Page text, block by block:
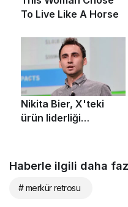
Haberle ilgili daha
# merkür retrosu